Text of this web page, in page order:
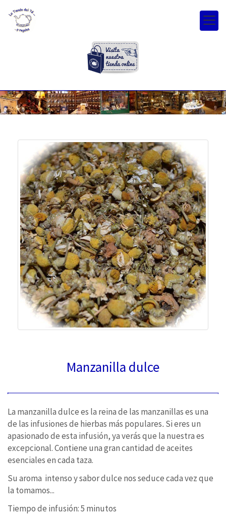
Manzanilla dulce
La manzanilla dulce es la reina de las manzanillas es una
de las infusiones de hierbas más populares.Si eres un
apasionado de esta infusión, ya verás que la nuestra es
excepcional. Contiene una gran cantidad de aceites
esenciales en cada taza.
Su aroma intenso y sabor dulce nos seduce cada vez que
la tomamos...
Tiempo de infusión: 5 minutos